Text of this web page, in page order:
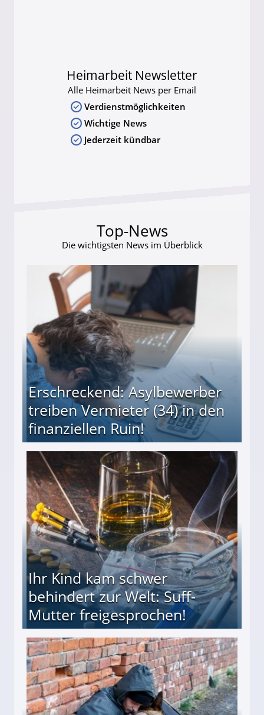
Heimarbeit Newsletter
Alle Heimarbeit News per Email
Verdienstmöglichkeiten
Wichtige News
Jederzeit kündbar
Top-News
Die wichtigsten News im Überblick
Erschreckend: Asylbewerber
treiben Vermieter (34) in den
finanziellen Ruin!
(34) in den finanziellen Ruin!
Ihr Kind kam schwer
behindert zur Welt: Suff-
Mutter freigesprochen!
Mutter freigesprochen!